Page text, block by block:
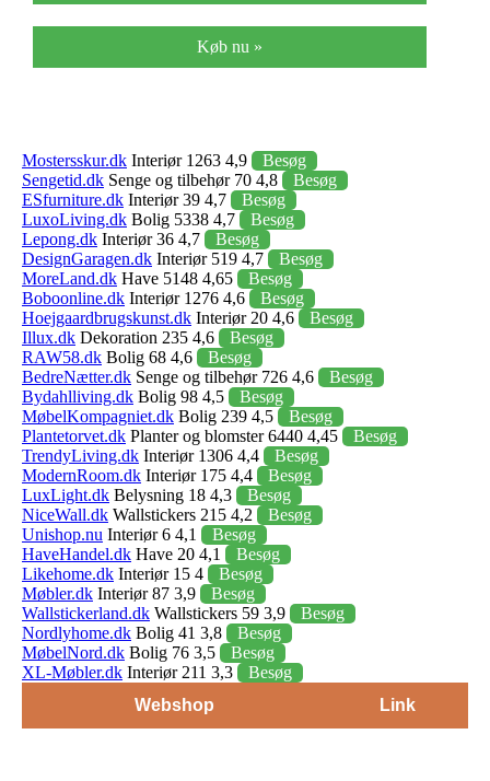
Køb nu »
Mostersskur.dk Interiør 1263 4,9
Besøg
Sengetid.dk Senge og tilbehør 70 4,8
Besøg
ESfurniture.dk Interiør 39 4,7
Besøg
LuxoLiving.dk Bolig 5338 4,7
Besøg
Lepong.dk Interiør 36 4,7
Besøg
DesignGaragen.dk Interiør 519 4,7
Besøg
MoreLand.dk Have 5148 4,65
Besøg
Boboonline.dk Interiør 1276 4,6
Besøg
Hoejgaardbrugskunst.dk Interiør 20 4,6
Besøg
Illux.dk Dekoration 235 4,6
Besøg
RAW58.dk Bolig 68 4,6
Besøg
BedreNætter.dk Senge og tilbehør 726 4,6
Besøg
Bydahlliving.dk Bolig 98 4,5
Besøg
MøbelKompagniet.dk Bolig 239 4,5
Besøg
Plantetorvet.dk Planter og blomster 6440 4,45
Besøg
TrendyLiving.dk Interiør 1306 4,4
Besøg
ModernRoom.dk Interiør 175 4,4
Besøg
LuxLight.dk Belysning 18 4,3
Besøg
NiceWall.dk Wallstickers 215 4,2
Besøg
Unishop.nu Interiør 6 4,1
Besøg
HaveHandel.dk Have 20 4,1
Besøg
Likehome.dk Interiør 15 4
Besøg
Møbler.dk Interiør 87 3,9
Besøg
Wallstickerland.dk Wallstickers 59 3,9
Besøg
Nordlyhome.dk Bolig 41 3,8
Besøg
MøbelNord.dk Bolig 76 3,5
Besøg
XL-Møbler.dk Interiør 211 3,3
Besøg
Webshop
Link